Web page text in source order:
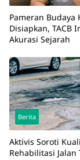
Pameran Budaya
Disiapkan, TACB
Akurasi Sejarah
Berita
Aktivis Soroti
Rehabilitasi Jalan